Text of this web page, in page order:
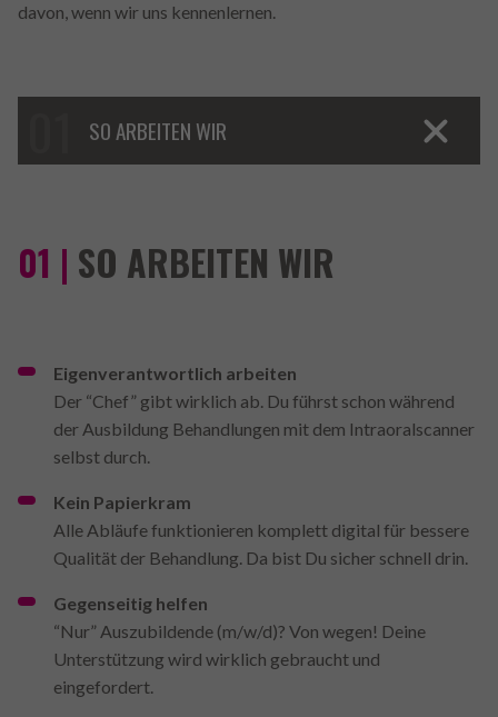
davon, wenn wir uns kennenlernen.
SO ARBEITEN WIR
01 | SO ARBEITEN WIR
Eigenverantwortlich arbeiten
Der “Chef” gibt wirklich ab. Du führst schon während
der Ausbildung Behandlungen mit dem Intraoralscanner
selbst durch.
Kein Papierkram
Alle Abläufe funktionieren komplett digital für bessere
Qualität der Behandlung. Da bist Du sicher schnell drin.
Gegenseitig helfen
“Nur” Auszubildende (m/w/d)? Von wegen! Deine
Unterstützung wird wirklich gebraucht und
eingefordert.